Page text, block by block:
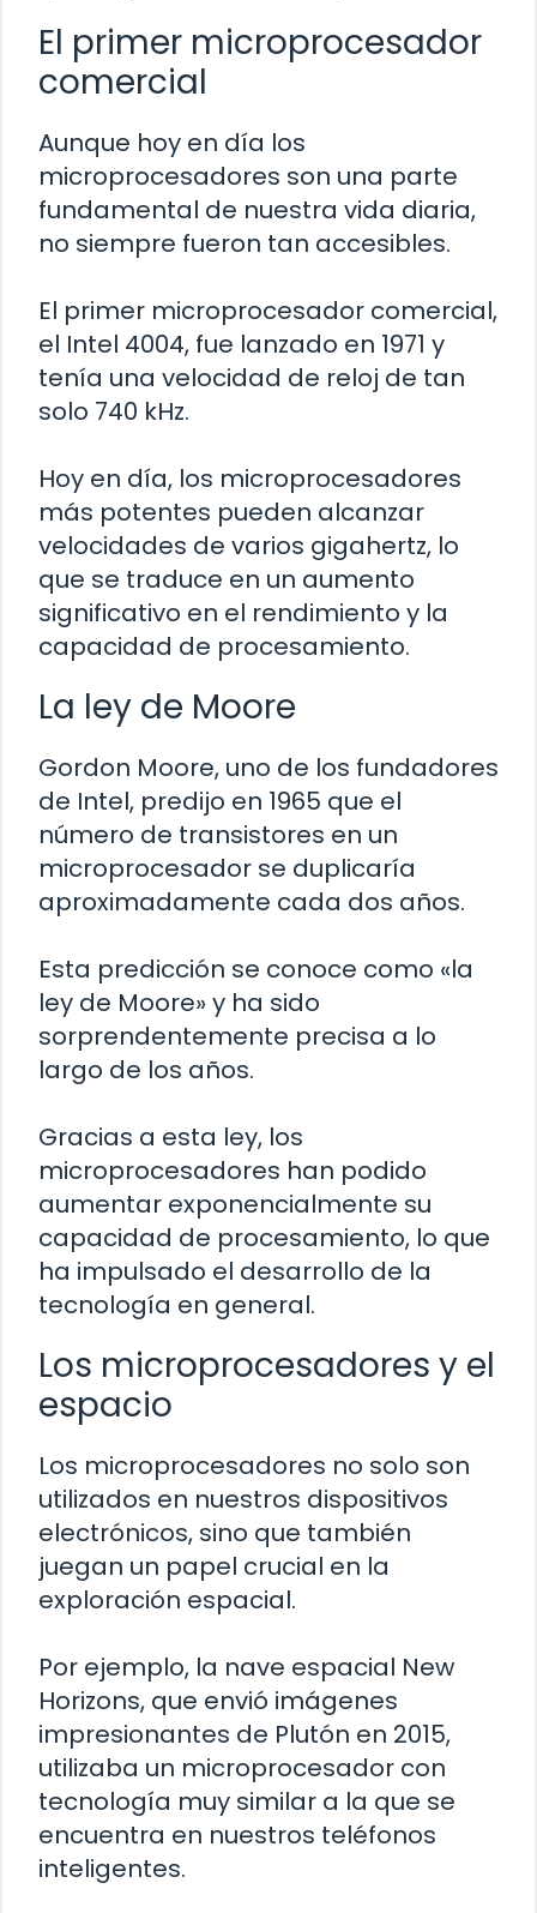
El primer microprocesador
comercial
Aunque hoy en día los
microprocesadores son una parte
fundamental de nuestra vida diaria,
no siempre fueron tan accesibles.
El primer microprocesador comercial,
el Intel 4004, fue lanzado en 1971 y
tenía una velocidad de reloj de tan
solo 740 kHz.
Hoy en día, los microprocesadores
más potentes pueden alcanzar
velocidades de varios gigahertz, lo
que se traduce en un aumento
significativo en el rendimiento y la
capacidad de procesamiento.
La ley de Moore
Gordon Moore, uno de los fundadores
de Intel, predijo en 1965 que el
número de transistores en un
microprocesador se duplicaría
aproximadamente cada dos años.
Esta predicción se conoce como «la
ley de Moore» y ha sido
sorprendentemente precisa a lo
largo de los años.
Gracias a esta ley, los
microprocesadores han podido
aumentar exponencialmente su
capacidad de procesamiento, lo que
ha impulsado el desarrollo de la
tecnología en general.
Los microprocesadores y el
espacio
Los microprocesadores no solo son
utilizados en nuestros dispositivos
electrónicos, sino que también
juegan un papel crucial en la
exploración espacial.
Por ejemplo, la nave espacial New
Horizons, que envió imágenes
impresionantes de Plutón en 2015,
utilizaba un microprocesador con
tecnología muy similar a la que se
encuentra en nuestros teléfonos
inteligentes.